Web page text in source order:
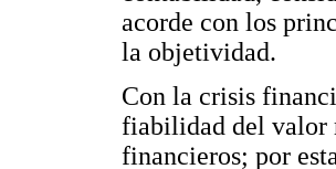
acorde con los
la objetividad.
Con la crisis
fiabilidad del valor
financieros; por